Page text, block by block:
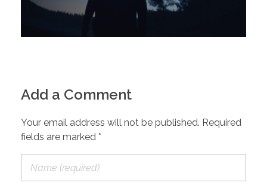
Add a Comment
Your email address will not be published. Required
fields are marked *